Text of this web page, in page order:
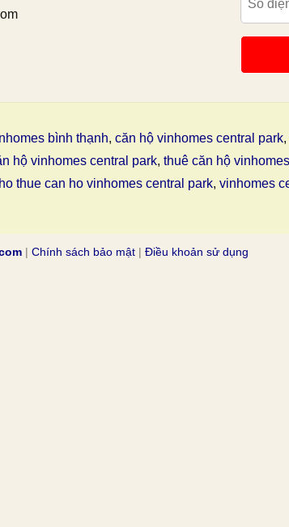
bình thạnh, căn hộ vinhomes central park,
hộ vinhomes central park, thuê căn hộ
thue can ho vinhomes central park, vinhomes
| Chính sách bảo mật | Điều khoản sử dụng